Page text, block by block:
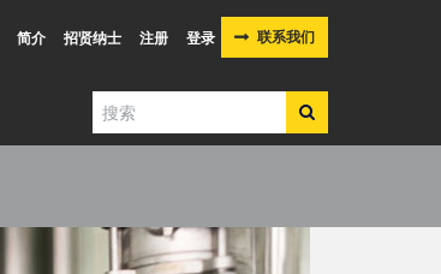
简介 招贤纳士 注册 登录 联系我们
搜
索
搜
索